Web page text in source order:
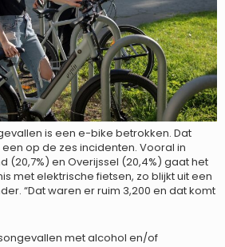
is een e-bike betrokken. Dat
op de zes incidenten. Vooral in
(20,7%) en Overijssel (20,4%) gaat het
met elektrische fietsen, zo blijkt uit een
“Dat waren er ruim 3,200 en dat komt
met alcohol en/of